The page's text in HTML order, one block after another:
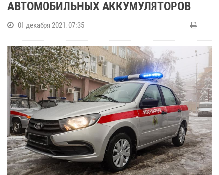
АВТОМОБИЛЬНЫХ АККУМУЛЯТОРОВ
01 декабря 2021, 07:35